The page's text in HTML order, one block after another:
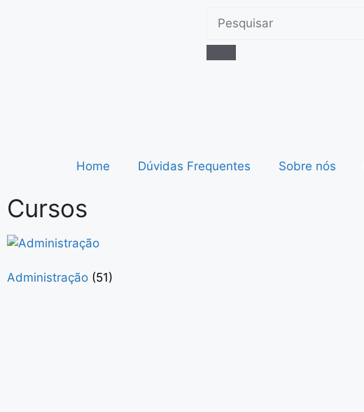
Home Dúvidas Frequentes Sobre nós
Cursos
Administração (51)